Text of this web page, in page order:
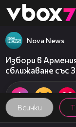
👾
Всички
Nova News
Избори в
сближаване със
01:34